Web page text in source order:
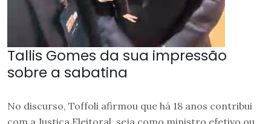
Tallis Gomes da sua impressão
sobre a sabatina
No discurso, Toffoli afirmou que há 18 anos contribui